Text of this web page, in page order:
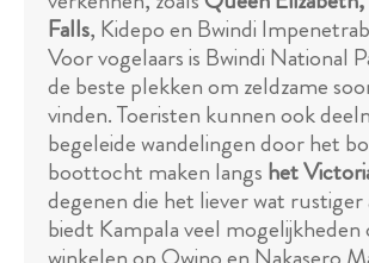
Falls, Kidepo en Bwindi
Voor vogelaars is Bwindi National
de beste plekken om zeldzame
vinden. Toeristen kunnen ook
begeleide wandelingen door het
boottocht maken langs het
degenen die het liever wat rustiger
biedt Kampala veel